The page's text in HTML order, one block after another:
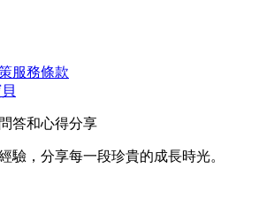
服務條款
答和心得分享
驗，分享每一段珍貴的成長時光。